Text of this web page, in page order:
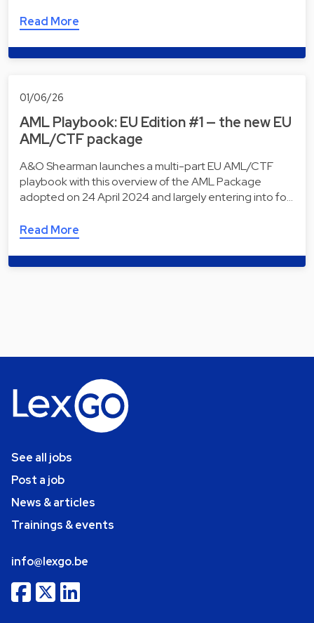
Read More
01/06/26
AML Playbook: EU Edition #1 — the new EU
AML/CTF package
A&O Shearman launches a multi-part EU AML/CTF
playbook with this overview of the AML Package
adopted on 24 April 2024 and largely entering into fo…
Read More
See all jobs
Post a job
News & articles
Trainings & events
info@lexgo.be